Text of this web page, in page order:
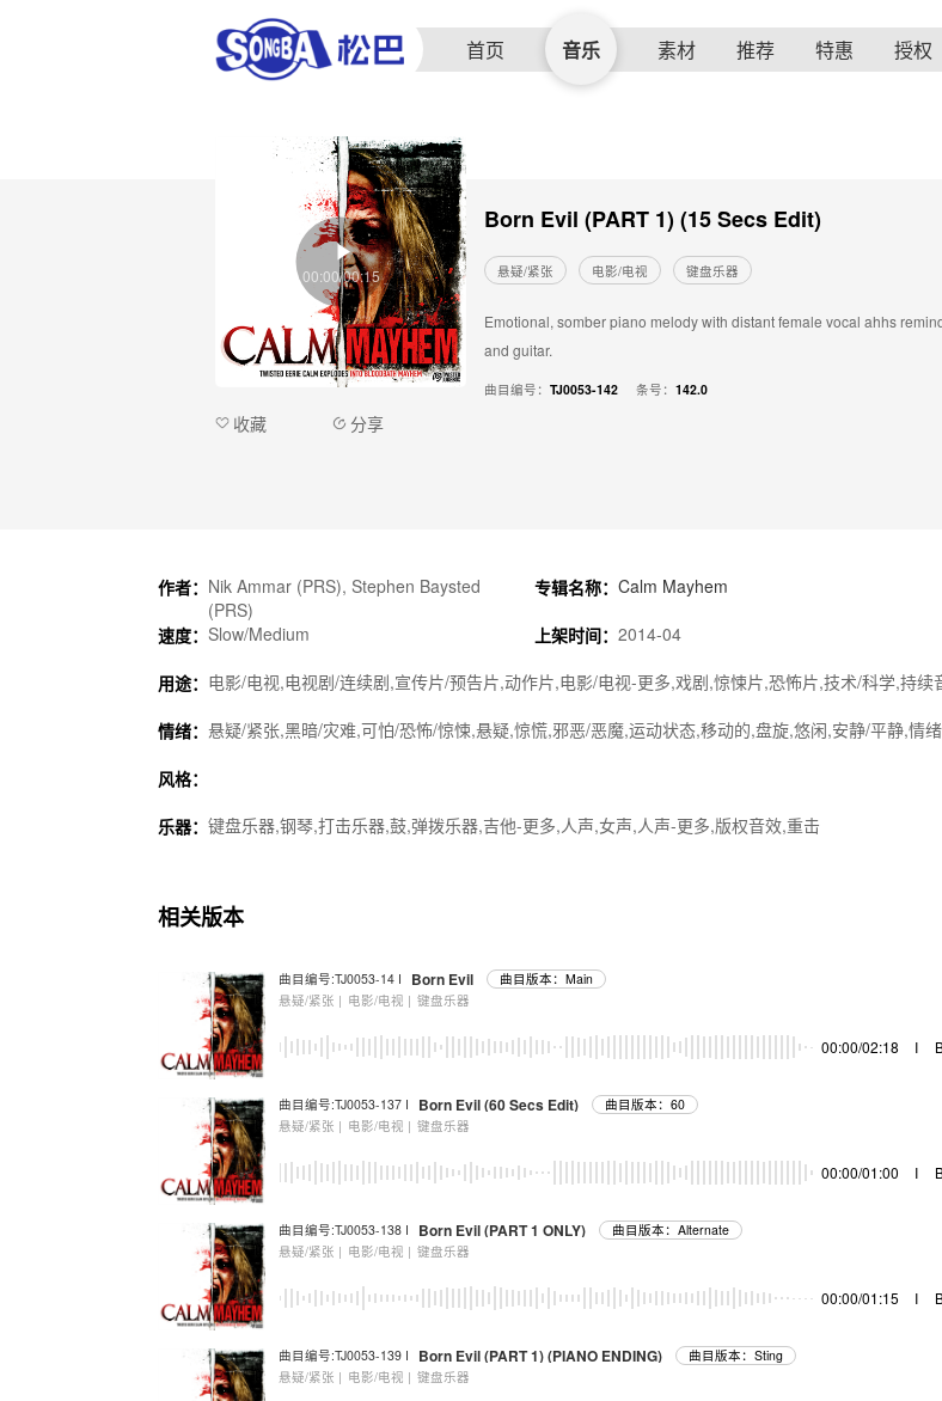
首页 音乐 素材 推荐 特惠 授权
Born Evil (PART 1) (15 Secs Edit)
悬疑/紧张 电影/电视 键盘乐器
Emotional, somber piano melody with distant female vocal ahhs
and guitar.
曲目编号： TJ0053-142 条号： 142.0
00:00/00:15
收藏 分享
作者： Nik Ammar (PRS), Stephen Baysted
(PRS)
专辑名称： Calm Mayhem
速度： Slow/Medium 上架时间： 2014-04
用途： 电影/电视,电视剧/连续剧,宣传片/预告片,动作片,电影/电视-更多,戏剧,惊悚片,恐怖片,技术/科学,持续
情绪： 悬疑/紧张,黑暗/灾难,可怕/恐怖/惊悚,悬疑,惊慌,邪恶/恶魔,运动状态,移动的,盘旋,悠闲,安静/平静,情
风格：
乐器： 键盘乐器,钢琴,打击乐器,鼓,弹拨乐器,吉他-更多,人声,女声,人声-更多,版权音效,重击
相关版本
曲目编号:TJ0053-14 I Born Evil
曲目版本：Main
悬疑/紧张 | 电影/电视 | 键盘乐器
00:00/02:18 I
曲目编号:TJ0053-137 I Born Evil (60 Secs Edit)
曲目版本：60
悬疑/紧张 | 电影/电视 | 键盘乐器
00:00/01:00 I
曲目编号:TJ0053-138 I Born Evil (PART 1 ONLY)
曲目版本：Alternate
悬疑/紧张 | 电影/电视 | 键盘乐器
00:00/01:15 I
曲目编号:TJ0053-139 I Born Evil (PART 1) (PIANO ENDING)
曲目版本：Sting
悬疑/紧张 | 电影/电视 | 键盘乐器